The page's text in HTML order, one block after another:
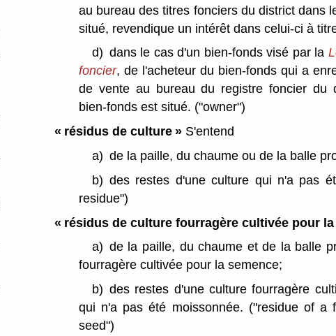
au bureau des titres fonciers du district dans
situé, revendique un intérêt dans celui-ci à
d) dans le cas d'un bien-fonds visé par la
foncier, de l'acheteur du bien-fonds qui a
de vente au bureau du registre foncier du
bien-fonds est situé. ("owner")
« résidus de culture »S'entend
a) de la paille, du chaume ou de la balle
b) des restes d'une culture qui n'a pas
residue")
« résidus de culture fourragère cultivée pour la
a) de la paille, du chaume et de la balle
fourragère cultivée pour la semence;
b) des restes d'une culture fourragère
qui n'a pas été moissonnée. ("residue of a
seed")